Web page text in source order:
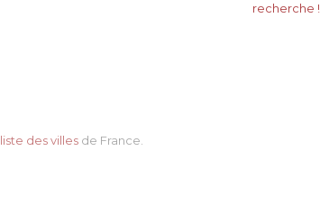
recherche !
liste des villes de France.